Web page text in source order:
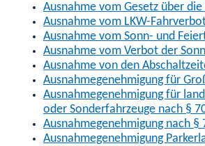
Ausnahme vom Gesetz über
Ausnahme vom LKW-
Ausnahme vom Sonn- und
Ausnahme vom Verbot der
Ausnahme von den
Ausnahmegenehmigung für
Ausnahmegenehmigung für
oder Sonderfahrzeuge nach §
Ausnahmegenehmigung nach
Ausnahmegenehmigung